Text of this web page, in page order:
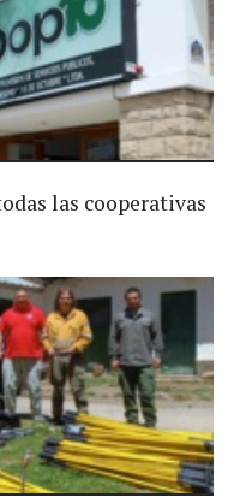
las cooperativas